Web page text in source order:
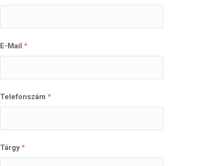
E-Mail*
Telefonszám*
Tárgy*